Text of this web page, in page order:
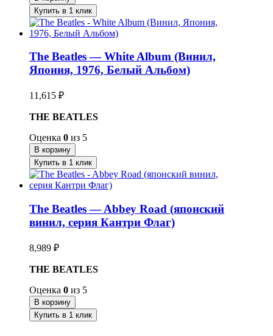
Купить в 1 клик
The Beatles — White Album (Винил,
Япония, 1976, Белый Альбом)
11,615 ₽
THE BEATLES
Оценка 0 из 5
В корзину
Купить в 1 клик
The Beatles — Abbey Road (японский
винил, серия Кантри Флаг)
8,989 ₽
THE BEATLES
Оценка 0 из 5
В корзину
Купить в 1 клик